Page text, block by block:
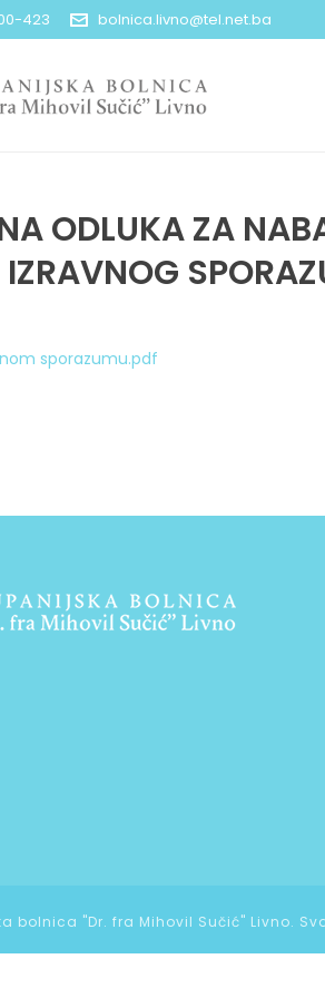
423 bolnica.livno@tel.net.ba
ODLUKA ZA
IZRAVNOG
sporazumu.pdf
bolnica "Dr. fra Mihovil Sučić" Livno.